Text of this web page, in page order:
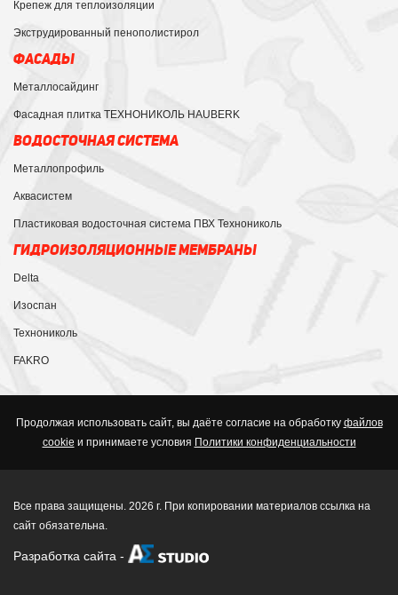
Крепеж для теплоизоляции
Экструдированный пенополистирол
ФАСАДЫ
Металлосайдинг
Фасадная плитка ТЕХНОНИКОЛЬ HAUBERK
ВОДОСТОЧНАЯ СИСТЕМА
Металлопрофиль
Аквасистем
Пластиковая водосточная система ПВХ Технониколь
ГИДРОИЗОЛЯЦИОННЫЕ МЕМБРАНЫ
Delta
Изоспан
Технониколь
FAKRO
Продолжая использовать сайт, вы даёте согласие на обработку файлов
cookie и принимаете условия Политики конфиденциальности
Все права защищены. 2026 г. При копировании материалов ссылка на
сайт обязательна.
Разработка сайта -